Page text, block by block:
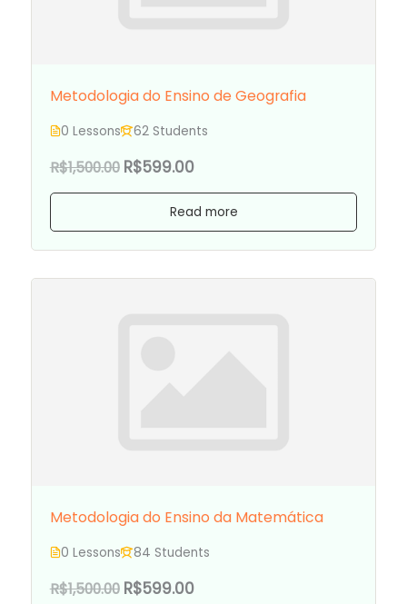
Metodologia do Ensino de Geografia
0 Lessons 62 Students
R$1,500.00 R$599.00
Read more
Metodologia do Ensino da Matemática
0 Lessons 84 Students
R$1,500.00 R$599.00